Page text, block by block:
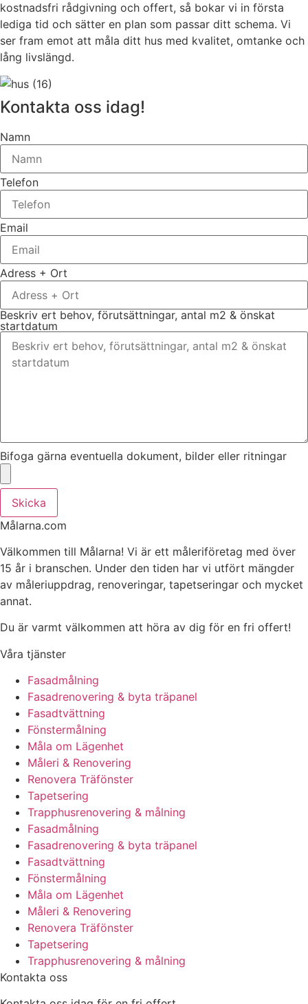
kostnadsfri rådgivning och offert, så bokar vi in första
lediga tid och sätter en plan som passar ditt schema. Vi
ser fram emot att måla ditt hus med kvalitet, omtanke och
lång livslängd.
Kontakta oss idag!
Namn
Telefon
Email
Adress + Ort
Beskriv ert behov, förutsättningar, antal m2 & önskat
startdatum
Bifoga gärna eventuella dokument, bilder eller ritningar
Skicka
Målarna.com
Välkommen till Målarna! Vi är ett måleriföretag med över
15 år i branschen. Under den tiden har vi utfört mängder
av måleriuppdrag, renoveringar, tapetseringar och mycket
annat.
Du är varmt välkommen att höra av dig för en fri offert!
Våra tjänster
Fasadmålning
Fasadrenovering & byta träpanel
Fasadtvättning
Fönstermålning
Måla om Lägenhet
Måleri & Renovering
Renovera Träfönster
Tapetsering
Trapphusrenovering & målning
Fasadmålning
Fasadrenovering & byta träpanel
Fasadtvättning
Fönstermålning
Måla om Lägenhet
Måleri & Renovering
Renovera Träfönster
Tapetsering
Trapphusrenovering & målning
Kontakta oss